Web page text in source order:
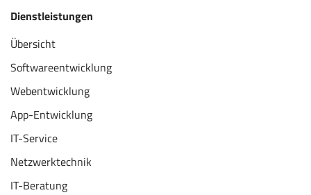
Dienstleistungen
Übersicht
Softwareentwicklung
Webentwicklung
App-Entwicklung
IT-Service
Netzwerktechnik
IT-Beratung